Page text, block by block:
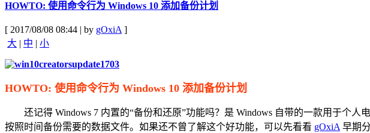
HOWTO: 使用命令行为 Windows 10 添加备份计划
[ 2017/08/08 08:44 | by gOxiA]
大 | 中 | 小
HOWTO: 使用命令行为 Windows 10 添加备份计划
还记得 Windows 7 内置的“备份和还原”功能吗？是 Windows 自带的一款用于个人
按照时间备份需要的数据文件。如果还不曾了解这个好功能，可以先看看 gOxiA早期